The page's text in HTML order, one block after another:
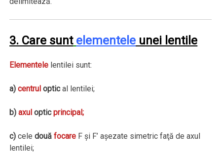
3. Care sunt elementele unei lentile
Elementele lentilei sunt:
a) centrul optical lentilei;
b) axul opticprincipal;
c) celedouăfocare F şi F’ aşezate simetric faţă de axul
lentilei;